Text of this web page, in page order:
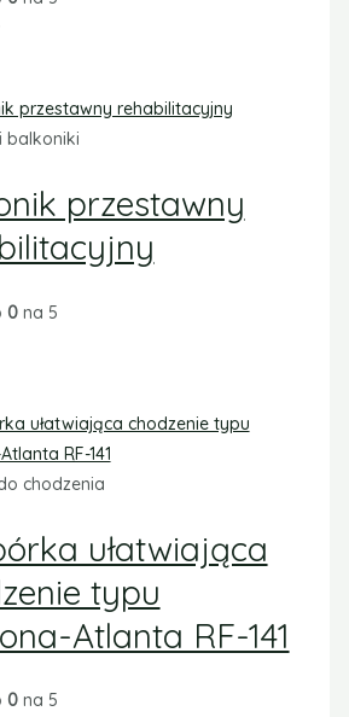
balkoniki
przestawny
0na 5
chodzenia
ułatwiająca
typu
Atlanta RF-141
0na 5